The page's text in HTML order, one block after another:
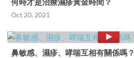
Oct 20, 2021
鼻敏感、濕疹、哮喘互相有關係嗎？